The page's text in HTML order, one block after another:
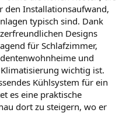
den Installationsaufwand,
typisch sind. Dank
Designs
für Schlafzimmer,
und
wichtig ist.
Kühlsystem für ein
es eine praktische
dort zu steigern, wo er